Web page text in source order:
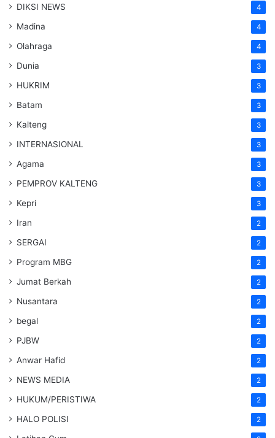
DIKSI NEWS 4
Madina 4
Olahraga 4
Dunia 3
HUKRIM 3
Batam 3
Kalteng 3
INTERNASIONAL 3
Agama 3
PEMPROV KALTENG 3
Kepri 3
Iran 2
SERGAI 2
Program MBG 2
Jumat Berkah 2
Nusantara 2
begal 2
PJBW 2
Anwar Hafid 2
NEWS MEDIA 2
HUKUM/PERISTIWA 2
HALO POLISI 2